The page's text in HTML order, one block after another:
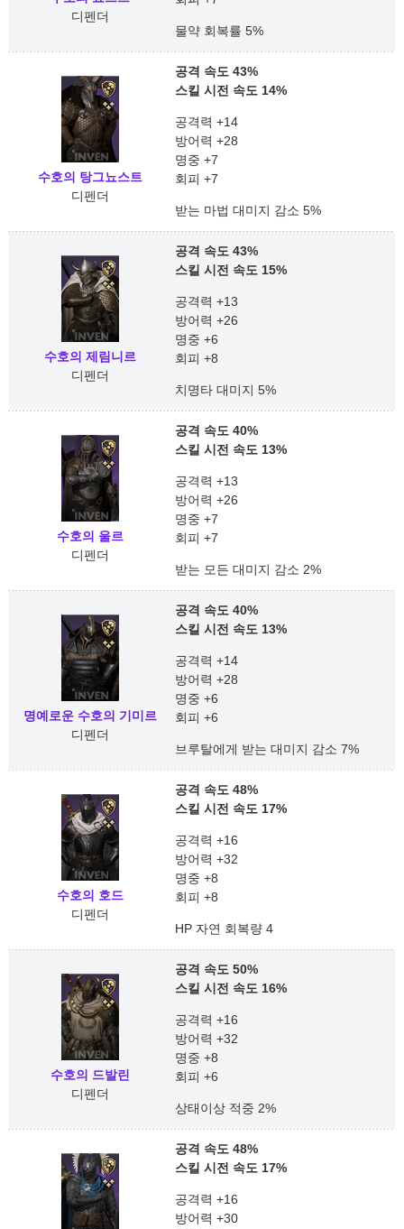
디펜더
물약 회복률 5%
수호의 탕그뇨스트
디펜더
공격 속도 43%
스킬 시전 속도 14%
공격력 +14
방어력 +28
명중 +7
회피 +7
받는 마법 대미지 감소 5%
수호의 제림니르
디펜더
공격 속도 43%
스킬 시전 속도 15%
공격력 +13
방어력 +26
명중 +6
회피 +8
치명타 대미지 5%
수호의 울르
디펜더
공격 속도 40%
스킬 시전 속도 13%
공격력 +13
방어력 +26
명중 +7
회피 +7
받는 모든 대미지 감소 2%
명예로운 수호의 기미르
디펜더
공격 속도 40%
스킬 시전 속도 13%
공격력 +14
방어력 +28
명중 +6
회피 +6
브루탈에게 받는 대미지 감소 7%
수호의 호드
디펜더
공격 속도 48%
스킬 시전 속도 17%
공격력 +16
방어력 +32
명중 +8
회피 +8
HP 자연 회복량 4
수호의 드발린
디펜더
공격 속도 50%
스킬 시전 속도 16%
공격력 +16
방어력 +32
명중 +8
회피 +6
상태이상 적중 2%
공격 속도 48%
스킬 시전 속도 17%
공격력 +16
방어력 +30